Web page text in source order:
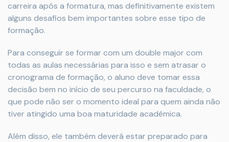
carreira após a formatura, mas definitivamente existem
alguns desafios bem importantes sobre esse tipo de
formação.
Para conseguir se formar com um double major com
todas as aulas necessárias para isso e sem atrasar o
cronograma de formação, o aluno deve tomar essa
decisão bem no início de seu percurso na faculdade, o
que pode não ser o momento ideal para quem ainda não
tiver atingido uma boa maturidade acadêmica.
Além disso, ele também deverá estar preparado para